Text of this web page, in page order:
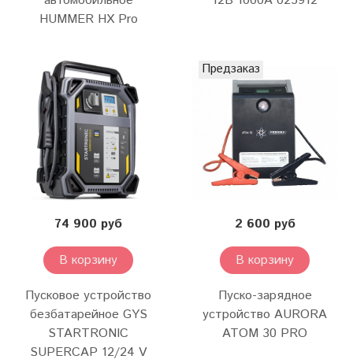
HUMMER HX Pro
74 900 руб
В корзину
Пусковое устройство
безбатарейное GYS
STARTRONIC
SUPERCAP 12/24 V
Предзаказ
2 600 руб
В корзину
Пуско-зарядное
устройство AURORA
ATOM 30 PRO